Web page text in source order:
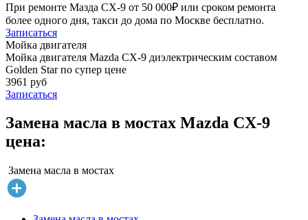
При ремонте Мазда СХ-9 от 50 000₽ или сроком ремонта
более одного дня, такси до дома по Москве бесплатно.
Записаться
Мойка двигателя
Мойка двигателя Mazda CX-9 диэлектрическим составом
Golden Star по супер цене
3961 руб
Записаться
Замена масла в мостах Mazda CX-9
цена:
Замена масла в мостах